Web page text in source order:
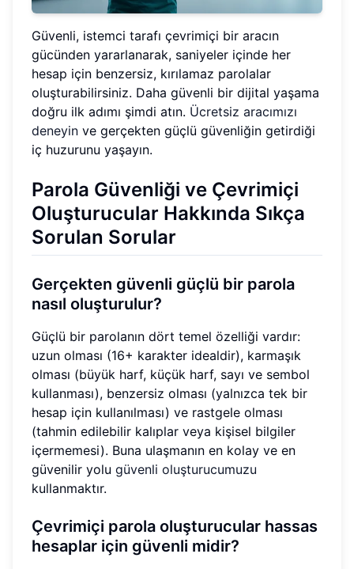
Güvenli, istemci tarafı çevrimiçi bir aracın
gücünden yararlanarak, saniyeler içinde her
hesap için benzersiz, kırılamaz parolalar
oluşturabilirsiniz. Daha güvenli bir dijital yaşama
doğru ilk adımı şimdi atın. Ücretsiz aracımızı
deneyin ve gerçekten güçlü güvenliğin getirdiği
iç huzurunu yaşayın.
Parola Güvenliği ve Çevrimiçi
Oluşturucular Hakkında Sıkça
Sorulan Sorular
Gerçekten güvenli güçlü bir parola
nasıl oluşturulur?
Güçlü bir parolanın dört temel özelliği vardır:
uzun olması (16+ karakter idealdir), karmaşık
olması (büyük harf, küçük harf, sayı ve sembol
kullanması), benzersiz olması (yalnızca tek bir
hesap için kullanılması) ve rastgele olması
(tahmin edilebilir kalıplar veya kişisel bilgiler
içermemesi). Buna ulaşmanın en kolay ve en
güvenilir yolu güvenli oluşturucumuzu
kullanmaktır.
Çevrimiçi parola oluşturucular hassas
hesaplar için güvenli midir?